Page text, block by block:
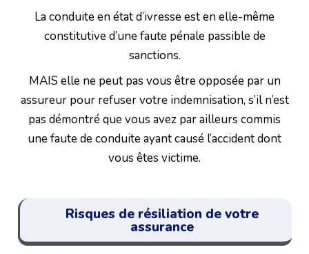
La conduite en état d’ivresse est en elle-même
constitutive d’une faute pénale passible de
sanctions.
MAIS elle ne peut pas vous être opposée par un
assureur pour refuser votre indemnisation, s’il n’est
pas démontré que vous avez par ailleurs commis
une faute de conduite ayant causé l’accident dont
vous êtes victime.
Risques de résiliation de votre
assurance